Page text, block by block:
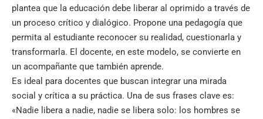
plantea que la educación debe liberar al oprimido a través de
un proceso crítico y dialógico. Propone una pedagogía que
permita al estudiante reconocer su realidad, cuestionarla y
transformarla. El docente, en este modelo, se convierte en
un acompañante que también aprende.
Es ideal para docentes que buscan integrar una mirada
social y crítica a su práctica. Una de sus frases clave es:
«Nadie libera a nadie, nadie se libera solo: los hombres se